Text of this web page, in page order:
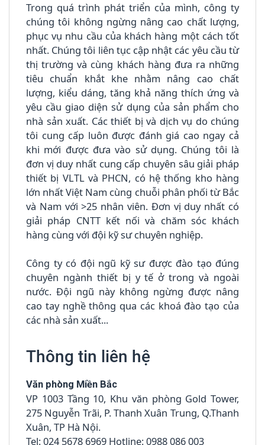
Trong quá trình phát triển của mình, công ty
chúng tôi không ngừng nâng cao chất lượng,
phục vụ nhu cầu của khách hàng một cách tốt
nhất. Chúng tôi liên tục cập nhật các yêu cầu từ
thị trường và cùng khách hàng đưa ra những
tiêu chuẩn khắt khe nhằm nâng cao chất
lượng, kiểu dáng, tăng khả năng thích ứng và
yêu cầu giao diện sử dụng của sản phẩm cho
nhà sản xuất. Các thiết bị và dịch vụ do chúng
tôi cung cấp luôn được đánh giá cao ngay cả
khi mới được đưa vào sử dụng. Chúng tôi là
đơn vị duy nhất cung cấp chuyên sâu giải pháp
thiết bị VLTL và PHCN, có hệ thống kho hàng
lớn nhất Việt Nam cùng chuỗi phân phối từ Bắc
và Nam với >25 nhân viên. Đơn vị duy nhất có
giải pháp CNTT kết nối và chăm sóc khách
hàng cùng với đội kỹ sư chuyên nghiệp.
Công ty có đội ngũ kỹ sư được đào tạo đúng
chuyên ngành thiết bị y tế ở trong và ngoài
nước. Đội ngũ này không ngừng được nâng
cao tay nghề thông qua các khoá đào tạo của
các nhà sản xuất...
Thông tin liên hệ
Văn phòng Miền Bắc
VP 1003 Tầng 10, Khu văn phòng Gold Tower,
275 Nguyễn Trãi, P. Thanh Xuân Trung, Q.Thanh
Xuân, TP Hà Nội.
Tel: 024 5678 6969 Hotline: 0988 086 003